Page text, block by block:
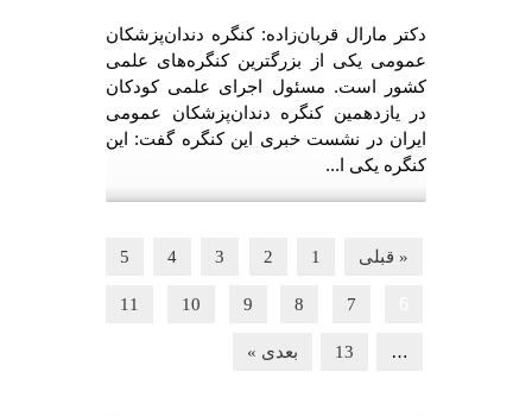
دکتر مارال قربان‌زاده: کنگره دندان‌پزشکان
عمومی یکی از بزرگترین کنگره‌های علمی
کشور است. مسئول اجرای علمی کودکان
در یازدهمین کنگره دندان‌پزشکان عمومی
ایران در نشست خبری این کنگره گفت: این
کنگره یکی ا...
« قبلی 1
2
3
4
5
7
8
9
10
11
…
13 بعدی »